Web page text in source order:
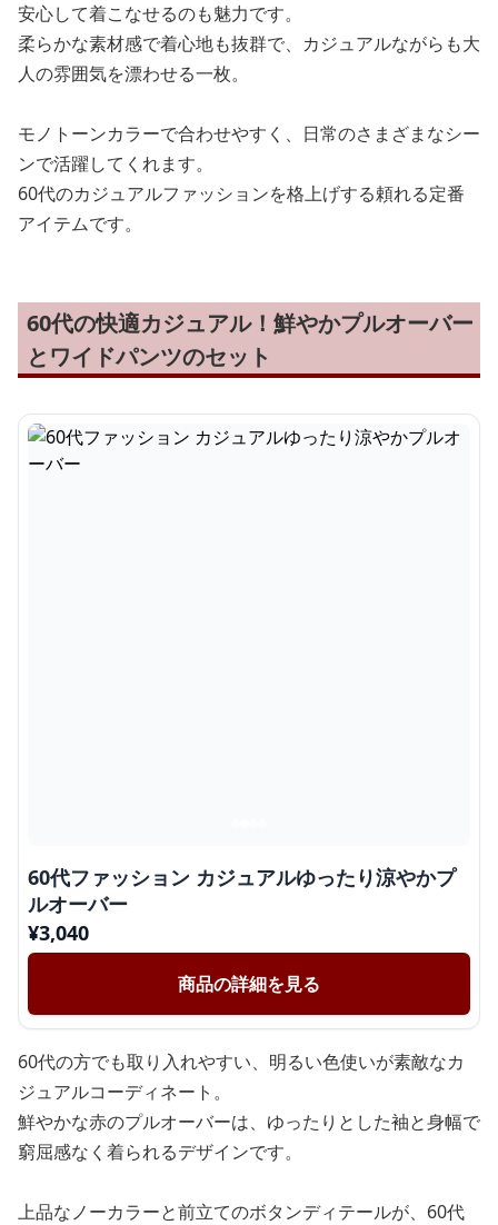
安心して着こなせるのも魅力です。
柔らかな素材感で着心地も抜群で、カジュアルながらも大
人の雰囲気を漂わせる一枚。
モノトーンカラーで合わせやすく、日常のさまざまなシー
ンで活躍してくれます。
60代のカジュアルファッションを格上げする頼れる定番
アイテムです。
60代の快適カジュアル！鮮やかプルオーバー
とワイドパンツのセット
60代ファッション カジュアルゆったり涼やかプ
ルオーバー
¥3,040
商品の詳細を見る
60代の方でも取り入れやすい、明るい色使いが素敵なカ
ジュアルコーディネート。
鮮やかな赤のプルオーバーは、ゆったりとした袖と身幅で
窮屈感なく着られるデザインです。
上品なノーカラーと前立てのボタンディテールが、60代